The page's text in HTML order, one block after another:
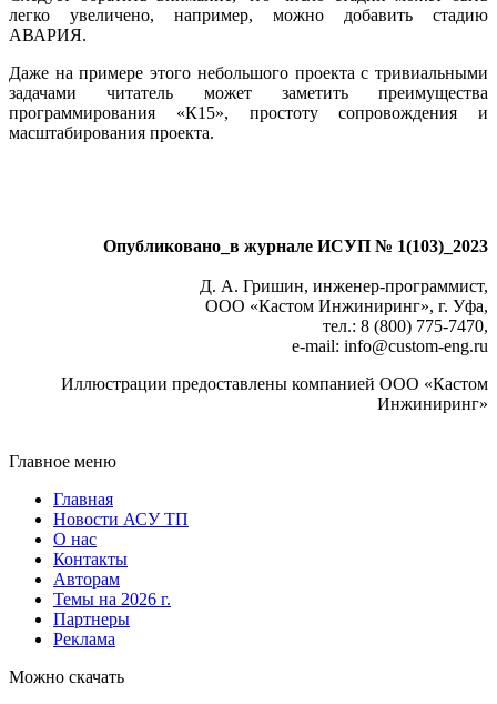
легко увеличено, например, можно добавить стадию
АВАРИЯ.
Даже на примере этого небольшого проекта с тривиальными
задачами читатель может заметить преимущества
программирования «К15», простоту сопровождения и
масштабирования проекта.
Опубликовано_в журнале ИСУП № 1(103)_2023
Д. А. Гришин, инженер-программист,
ООО «Кастом Инжиниринг», г. Уфа,
тел.: 8 (800) 775‑7470,
e-mail: info@custom-eng.ru
Иллюстрации предоставлены компанией ООО «Кастом
Инжиниринг»
Главное меню
Главная
Новости АСУ ТП
О нас
Контакты
Авторам
Темы на 2026 г.
Партнеры
Реклама
Можно скачать